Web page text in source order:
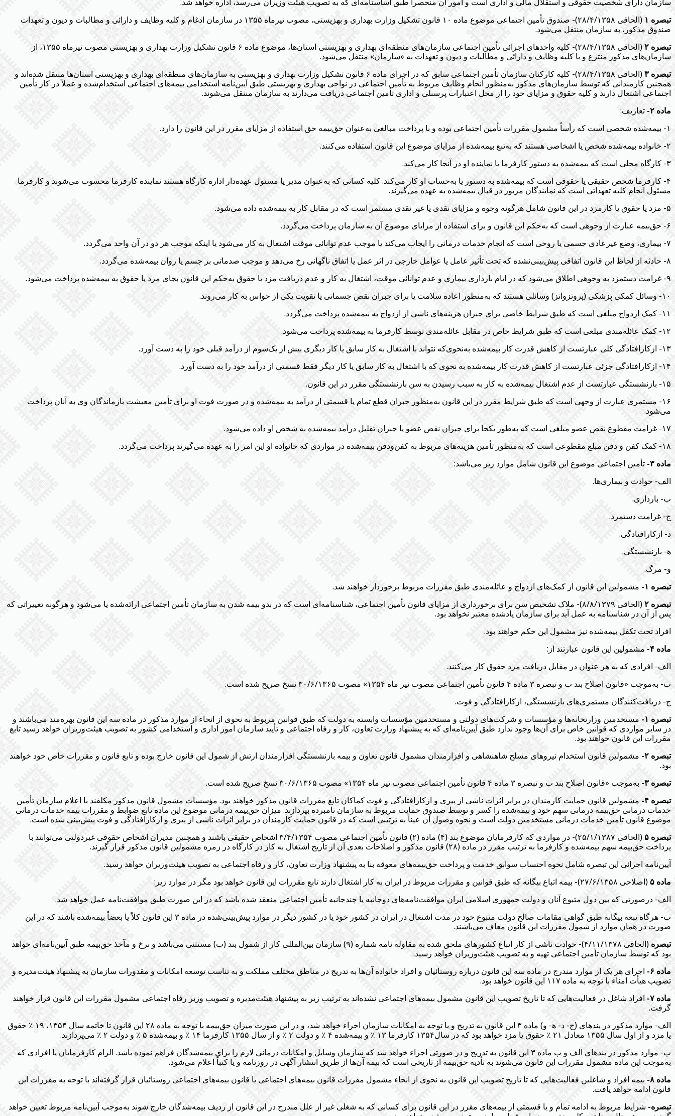
سازمان دارای شخصیت حقوقی و استقلال مالی و اداری است و امور آن منحصراً طبق اساسنامه‌ای که به تصویب هیئت وزیران می‌رسد، اداره خواهد شد.
تبصره ۱
(الحاقی ۲۸/۴/۱۳۵۸)- صندوق تأمین اجتماعی موضوع ماده ۱۰ قانون تشکیل وزارت بهداری و بهزیستی، مصوب تیرماه ۱۳۵۵ در سازمان ادغام و کلیه وظایف و دارائی و مطالبات و دیون و تعهدات
صندوق مذکور، به سازمان منتقل می‌شود.
تبصره ۲
(الحاقی ۲۸/۴/۱۳۵۸)- کلیه واحدهای اجرائی تأمین اجتماعی سازمان‌های منطقه‌ای بهداری و بهزیستی استان‌ها، موضوع ماده ۶ قانون تشکیل وزارت بهداری و بهزیستی مصوب تیرماه ۱۳۵۵، از
سازمان‌های مذکور منتزع و با کلیه وظایف و دارائی و مطالبات و دیون و تعهدات به «سازمان» منتقل می‌شود.
تبصره ۳
(الحاقی ۲۸/۴/۱۳۵۸)- کلیه کارکنان سازمان تأمین اجتماعی سابق که در اجرای ماده ۶ قانون تشکیل وزارت بهداری و بهزیستی به سازمان‌های منطقه‌ای بهداری و بهزیستی استان‌ها منتقل شده‌اند و
همچنین کارمندانی که توسط سازمان‌های مذکور به‌منظور انجام وظایف مربوط به تأمین اجتماعی در نواحی بهداری و بهزیستی طبق آیین‌نامه استخدامی بیمه‌های اجتماعی استخدام‌شده و عملاً در کار تأمین
اجتماعی اشتغال دارند و کلیه حقوق و مزایای خود را از محل اعتبارات پرسنلی و اداری تأمین اجتماعی دریافت می‌دارند به سازمان منتقل می‌شوند.
ماده ۲-
تعاریف:
۱- بیمه‌شده شخصی است که رأساً مشمول مقررات تأمین اجتماعی بوده و با پرداخت مبالغی به‌عنوان حق‌بیمه حق استفاده از مزایای مقرر در این قانون را دارد.
۲- خانواده بیمه‌شده شخص یا اشخاصی هستند که به‌تبع بیمه‌شده از مزایای موضوع این قانون استفاده می‌کنند.
۳- کارگاه محلی است که بیمه‌شده به دستور کارفرما یا نماینده او در آنجا کار می‌کند.
۴- کارفرما شخص حقیقی یا حقوقی است که بیمه‌شده به دستور یا به‌حساب او کار می‌کند. کلیه کسانی که به‌عنوان مدیر یا مسئول عهده‌دار اداره کارگاه هستند نماینده کارفرما محسوب می‌شوند و کارفرما
مسئول انجام کلیه تعهداتی است که نمایندگان مزبور در قبال بیمه‌شده به عهده می‌گیرند.
۵- مزد یا حقوق یا کارمزد در این قانون شامل هرگونه وجوه و مزایای نقدی یا غیر نقدی مستمر است که در مقابل کار به بیمه‌شده داده می‌شود.
۶- حق‌بیمه عبارت از وجوهی است که به‌حکم این قانون و برای استفاده از مزایای موضوع آن به سازمان پرداخت می‌گردد.
۷- بیماری، وضع غیرعادی جسمی یا روحی است که انجام خدمات درمانی را ایجاب می‌کند یا موجب عدم توانائی موقت اشتغال به کار می‌شود یا اینکه موجب هر دو در آن واحد می‌گردد.
۸- حادثه از لحاظ این قانون اتفاقی پیش‌بینی‌نشده که تحت تأثیر عامل یا عوامل خارجی در اثر عمل یا اتفاق ناگهانی رخ می‌دهد و موجب صدماتی بر جسم یا روان بیمه‌شده می‌گردد.
۹- غرامت دستمزد به وجوهی اطلاق می‌شود که در ایام بارداری بیماری و عدم توانائی موقت، اشتغال به کار و عدم دریافت مزد یا حقوق به‌حکم این قانون بجای مزد یا حقوق به بیمه‌شده پرداخت می‌شود.
۱۰- وسائل کمکی پزشکی (‌پروتزواتز) وسائلی هستند که به‌منظور اعاده سلامت یا برای جبران نقص جسمانی یا تقویت یکی از حواس به کار می‌روند.
۱۱- کمک ازدواج مبلغی است که طبق شرایط خاصی برای جبران هزینه‌های ناشی از ازدواج به بیمه‌شده پرداخت می‌گردد.
۱۲- کمک عائله‌مندی مبلغی است که طبق شرایط خاص در مقابل عائله‌مندی توسط کارفرما به بیمه‌شده پرداخت می‌شود.
۱۳- ازکارافتادگی کلی عبارتست از کاهش قدرت کار بیمه‌شده به‌نحوی‌که نتواند با اشتغال به کار سابق یا کار دیگری بیش از یک‌سوم از درآمد قبلی خود را به دست آورد.
۱۴- ازکارافتادگی جزئی عبارتست از کاهش قدرت کار بیمه‌شده به نحوی که با اشتغال به کار سابق یا کار دیگر فقط قسمتی از درآمد خود را به دست آورد.
۱۵- بازنشستگی عبارتست از عدم اشتغال بیمه‌شده به کار به سبب رسیدن به سن بازنشستگی مقرر در این قانون.
۱۶- مستمری عبارت از وجهی است که طبق شرایط مقرر در این قانون به‌منظور جبران قطع تمام یا قسمتی از درآمد به بیمه‌شده و در صورت فوت او برای تأمین معیشت بازماندگان وی به آنان پرداخت
می‌شود.
۱۷- غرامت مقطوع نقص عضو مبلغی است که به‌طور یکجا برای جبران نقص عضو یا جبران تقلیل درآمد بیمه‌شده به شخص او داده می‌شود.
۱۸- کمک کفن و دفن مبلغ مقطوعی است که به‌منظور تأمین هزینه‌های مربوط به کفن‌ودفن بیمه‌شده در مواردی که خانواده او این امر را به عهده می‌گیرند پرداخت می‌گردد.
ماده ۳-
تأمین اجتماعی موضوع این قانون شامل موارد زیر می‌باشد:
‌الف- حوادث و بیماری‌ها.
ب- بارداری.
ج- غرامت دستمزد.
د- ازکارافتادگی.
ﮬ- بازنشستگی.
‌و- مرگ.
تبصره ۱-
مشمولین این قانون از کمک‌های ازدواج و عائله‌مندی طبق مقررات مربوط برخوردار خواهند شد.
تبصره ۲
(الحاقی ۸/۸/۱۳۷۹)- ملاک تشخیص سن برای برخورداری از مزایای قانون تأمین اجتماعی، شناسنامه‌ای است که در بدو بیمه شدن به سازمان تأمین اجتماعی ارائه‌شده یا می‌شود و هرگونه تغییراتی که
پس از آن در شناسنامه به عمل آید برای سازمان یادشده معتبر نخواهد بود.
‌افراد تحت تکفل بیمه‌شده نیز مشمول این حکم خواهند بود.
ماده ۴-
مشمولین این قانون عبارتند از:
الف- افرادی که به هر عنوان در مقابل دریافت مزد حقوق کار می‌کنند.
ب- به‌موجب «قانون اصلاح بند ب و تبصره ۳ ماده ۴ قانون تأمین اجتماعی مصوب تیر ماه ۱۳۵۴» مصوب ۳۰/۶/۱۳۶۵ نسخ صریح شده است.
ج- دریافت‌کنندگان مستمری‌های بازنشستگی، ازکارافتادگی و فوت.
تبصره ۱-
مستخدمین وزارتخانه‌ها و مؤسسات و شرکت‌های دولتی و مستخدمین مؤسسات وابسته به دولت که طبق قوانین مربوط به نحوی از انحاء از موارد مذکور در ماده سه این قانون بهره‌مند می‌باشند و
در سایر مواردی که قوانین خاص برای آن‌ها وجود ندارد طبق آیین‌نامه‌ای که به پیشنهاد وزارت تعاون، کار و رفاه اجتماعی و تأیید سازمان امور اداری و استخدامی کشور به تصویب هیئت‌وزیران خواهد رسید تابع
مقررات این قانون خواهند بود.
تبصره ۲-
مشمولین قانون استخدام نیروهای مسلح شاهنشاهی و افزارمندان مشمول قانون تعاون و بیمه بازنشستگی افزارمندان ارتش از شمول این قانون خارج بوده و تابع قانون و مقررات خاص خود خواهند
بود.
تبصره ۳-
به‌موجب «قانون اصلاح بند ب و تبصره ۳ ماده ۴ قانون تأمین اجتماعی مصوب تیر ماه ۱۳۵۴» مصوب ۳۰/۶/۱۳۶۵ نسخ صریح شده است.
تبصره ۴-
مشمولین قانون حمایت کارمندان در برابر اثرات ناشی از پیری و ازکارافتادگی و فوت کماکان تابع مقررات قانون مذکور خواهند بود. مؤسسات مشمول قانون مذکور مکلفند با اعلام سازمان تأمین
خدمات درمانی حق‌بیمه درمانی سهم خود و بیمه‌شده را کسر و توسط صندوق حمایت مربوط به سازمان نامبرده بپردازند. میزان حق‌بیمه درمانی موضوع این ماده تابع ضوابط و مقررات بیمه خدمات درمانی
موضوع قانون تأمین خدمات درمانی مستخدمین دولت است و نحوه وصول آن عیناً به ترتیبی است که در قانون حمایت کارمندان در برابر اثرات ناشی از پیری و ازکارافتادگی و فوت پیش‌بینی شده است.
تبصره ۵
(الحاقی ۲۵/۱/۱۳۸۷)- در مواردی که کارفرمایان موضوع بند (۴) ماده (۲) قانون تأمین اجتماعی مصوب ۳/۴/۱۳۵۴ اشخاص حقیقی باشند و همچنین مدیران اشخاص حقوقی غیردولتی می‌توانند با
پرداخت حق‌بیمه سهم بیمه‌شده و کارفرما به ترتیب مقرر در ماده (۲۸) قانون مذکور و اصلاحات بعدی آن از تاریخ اشتغال به کار در کارگاه در زمره مشمولین قانون مذکور قرار گیرند.
آیین‌نامه اجرائی این تبصره شامل نحوه احتساب سوابق خدمت و پرداخت حق‌بیمه‌های معوقه بنا به پیشنهاد وزارت تعاون، کار و رفاه اجتماعی به تصویب هیئت‌وزیران خواهد رسید.
ماده ۵
(اصلاحی ۲۷/۶/۱۳۵۸)- بیمه اتباع بیگانه که طبق قوانین و مقررات مربوط در ایران به کار اشتغال دارند تابع مقررات این قانون خواهد بود مگر در موارد زیر:
الف- درصورتی که بین دول متبوع آنان و دولت جمهوری اسلامی ایران موافقت‌نامه‌های دوجانبه یا چندجانبه تأمین اجتماعی منعقد شده باشد که در این صورت طبق موافقت‌نامه عمل خواهد شد.
ب- هرگاه تبعه بیگانه طبق گواهی مقامات صالح دولت متبوع خود در مدت اشتغال در ایران در کشور خود یا در کشور دیگر در موارد پیش‌بینی‌شده در ماده ۳ این قانون کلاً یا بعضاً بیمه‌شده باشند که در این
صورت در همان موارد از شمول مقررات این قانون معاف می‌باشند.
تبصره
(الحاقی ۴/۱۱/۱۳۷۸)- حوادث ناشی از کار اتباع کشورهای ملحق شده به مقاوله نامه شماره (۹) سازمان بین‌المللی کار از شمول بند (ب) مستثنی می‌باشد و نرخ و مآخذ حق‌بیمه طبق آیین‌نامه‌ای خواهد
بود که توسط سازمان تأمین اجتماعی تهیه و به تصویب هیئت‌وزیران خواهد رسید.
ماده ۶-
اجرای هر یک از موارد مندرج در ماده سه این قانون درباره روستائیان و افراد خانواده آن‌ها به تدریج در مناطق مختلف مملکت و به تناسب توسعه امکانات و مقدورات سازمان به پیشنهاد هیئت‌مدیره و
تصویب هیأت امناء با توجه به ماده ۱۱۷ این قانون خواهد بود.
ماده ۷-
افراد شاغل در فعالیت‌هایی که تا تاریخ تصویب این قانون مشمول بیمه‌های اجتماعی نشده‌اند به ترتیب زیر به پیشنهاد هیئت‌مدیره و تصویب وزیر رفاه اجتماعی مشمول مقررات این قانون قرار خواهند
گرفت.
الف- موارد مذکور در بندهای (ج- د- ﮬ- و) ماده ۳ این قانون به تدریج و با توجه به امکانات سازمان اجراء خواهد شد، و در این صورت میزان حق‌بیمه با توجه به ماده ۲۸ این قانون تا خاتمه سال ۱۳۵۴، ۱۹ ٪ حقوق
یا مزد و از اول سال ۱۳۵۵ معادل ۲۱ ٪ حقوق یا مزد خواهد بود که در سال۱۳۵۴ کارفرما ۱۳ ٪ و بیمه‌شده ۴ ٪ و دولت ۲ ٪ و از سال ۱۳۵۵ کارفرما ۱۴ ٪ و بیمه‌شده ۵ ٪ و دولت ۲ ٪ می‌پردازند.
ب- موارد مذکور در بندهای الف و ب ماده ۳ این قانون به تدریج و در صورتی اجراء خواهد شد که سازمان وسایل و امکانات درمانی لازم را برای بیمه‌شدگان فراهم نموده باشد. الزام کارفرمایان یا افرادی که
به‌موجب این ماده مشمول مقررات این قانون می‌شوند به تأدیه حق‌بیمه از تاریخی است که بیمه آن‌ها از طریق انتشار آگهی در روزنامه و یا کتباً اعلام می‌شود.
ماده ۸-
بیمه افراد و شاغلین فعالیت‌هایی که تا تاریخ تصویب این قانون به نحوی از انحاء مشمول مقررات قانون بیمه‌های اجتماعی یا قانون بیمه‌های اجتماعی روستائیان قرار گرفته‌اند با توجه به مقررات این
قانون ادامه خواهد یافت.
تبصره- شرایط مربوط به ادامه تمام و یا قسمتی از بیمه‌های مقرر در این قانون برای کسانی که به شغلی غیر از علل مندرج در این قانون از ردیف بیمه‌شدگان خارج شوند به‌موجب آیین‌نامه مربوط تعیین خواهد